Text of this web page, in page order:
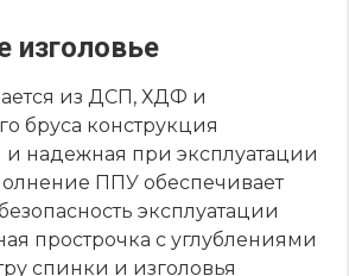
изголовье
из ДСП, ХДФ и
бруса конструкция
и надежная при эксплуатации
ППУ обеспечивает
эксплуатации
прострочка с углублениями
спинки и изголовья